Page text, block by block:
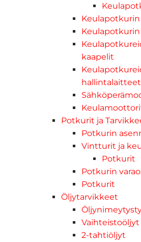
kaapelit
hallintalaitteet
Potkurit ja
Potkurin
Vintturit ja
Potkurit
Potkurin
Potkurit
Öljytarvikkeet
Vaihteistoöljyt
2-tahtiöljyt